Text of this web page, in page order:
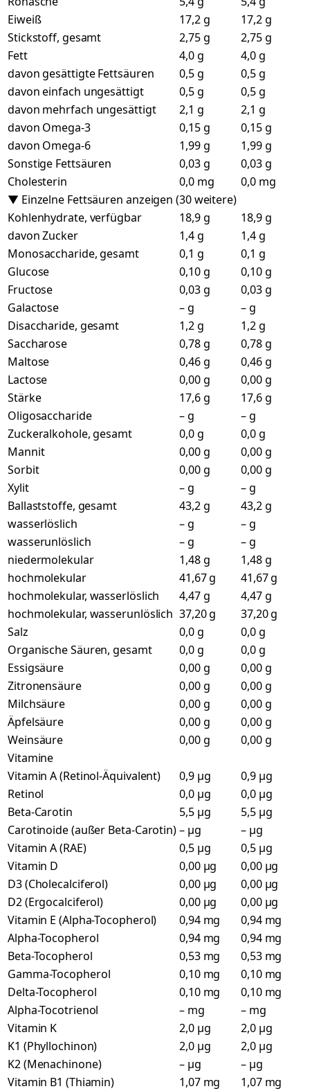
Eiweiß
17,2 g
17,2 g
Stickstoff, gesamt
2,75 g
2,75 g
Fett
4,0 g
4,0 g
davon gesättigte Fettsäuren
0,5 g
0,5 g
davon einfach ungesättigt
0,5 g
0,5 g
davon mehrfach ungesättigt
2,1 g
2,1 g
davon Omega-3
0,15 g
0,15 g
davon Omega-6
1,99 g
1,99 g
Sonstige Fettsäuren
0,03 g
0,03 g
Cholesterin
0,0 mg
0,0 mg
▼ Einzelne Fettsäuren anzeigen (30 weitere)
Kohlenhydrate, verfügbar
18,9 g
18,9 g
davon Zucker
1,4 g
1,4 g
Monosaccharide, gesamt
0,1 g
0,1 g
Glucose
0,10 g
0,10 g
Fructose
0,03 g
0,03 g
Galactose
– g
– g
Disaccharide, gesamt
1,2 g
1,2 g
Saccharose
0,78 g
0,78 g
Maltose
0,46 g
0,46 g
Lactose
0,00 g
0,00 g
Stärke
17,6 g
17,6 g
Oligosaccharide
– g
– g
Zuckeralkohole, gesamt
0,0 g
0,0 g
Mannit
0,00 g
0,00 g
Sorbit
0,00 g
0,00 g
Xylit
– g
– g
Ballaststoffe, gesamt
43,2 g
43,2 g
wasserlöslich
– g
– g
wasserunlöslich
– g
– g
niedermolekular
1,48 g
1,48 g
hochmolekular
41,67 g
41,67 g
hochmolekular, wasserlöslich
4,47 g
4,47 g
hochmolekular, wasserunlöslich 37,20 g
37,20 g
Salz
0,0 g
0,0 g
Organische Säuren, gesamt
0,0 g
0,0 g
Essigsäure
0,00 g
0,00 g
Zitronensäure
0,00 g
0,00 g
Milchsäure
0,00 g
0,00 g
Äpfelsäure
0,00 g
0,00 g
Weinsäure
0,00 g
0,00 g
Vitamine
Vitamin A (Retinol-Äquivalent)
0,9 µg
0,9 µg
Retinol
0,0 µg
0,0 µg
Beta-Carotin
5,5 µg
5,5 µg
Carotinoide (außer Beta-Carotin)– µg
– µg
Vitamin A (RAE)
0,5 µg
0,5 µg
Vitamin D
0,00 µg
0,00 µg
D3 (Cholecalciferol)
0,00 µg
0,00 µg
D2 (Ergocalciferol)
0,00 µg
0,00 µg
Vitamin E (Alpha-Tocopherol)
0,94 mg
0,94 mg
Alpha-Tocopherol
0,94 mg
0,94 mg
Beta-Tocopherol
0,53 mg
0,53 mg
Gamma-Tocopherol
0,10 mg
0,10 mg
Delta-Tocopherol
0,10 mg
0,10 mg
Alpha-Tocotrienol
– mg
– mg
Vitamin K
2,0 µg
2,0 µg
K1 (Phyllochinon)
2,0 µg
2,0 µg
K2 (Menachinone)
– µg
– µg
Vitamin B1 (Thiamin)
1,07 mg
1,07 mg